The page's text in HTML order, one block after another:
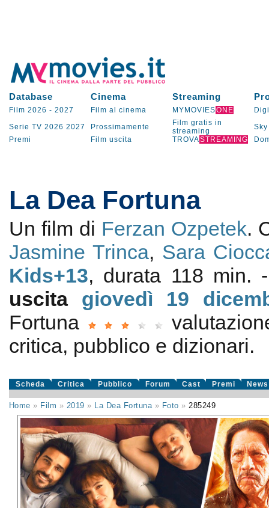
Database Cinema Streaming
Film 2026 - 2027 Film al cinema MYMOVIESONE
Serie TV 2026 2027 Prossimamente
Film gratis in
streaming
Sky
Premi
Film uscita TROVASTREAMING
La Dea Fortuna
Un film di Ferzan Ozpetek.
Jasmine Trinca, Sara
Kids+13, durata 118 min.
uscita giovedì 19
Fortuna
critica, pubblico e dizionari.
Scheda Critica Pubblico Forum Cast Premi News
Home » Film » 2019 » La Dea Fortuna» Foto »285249